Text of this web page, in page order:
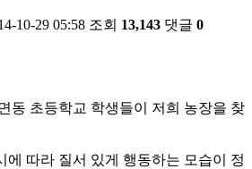
10-29 05:58 조회 13,143 댓글 0
동 초등학교 학생들이 저희 농장을 찾
에 따라 질서 있게 행동하는 모습이 정